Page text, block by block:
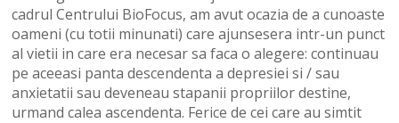
cadrul Centrului BioFocus, am avut ocazia de a cunoaste
oameni (cu totii minunati) care ajunsesera intr-un punct
al vietii in care era necesar sa faca o alegere: continuau
pe aceeasi panta descendenta a depresiei si / sau
anxietatii sau deveneau stapanii propriilor destine,
urmand calea ascendenta. Ferice de cei care au simtit